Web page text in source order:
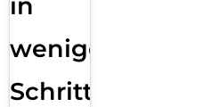
wenigen
Schritten